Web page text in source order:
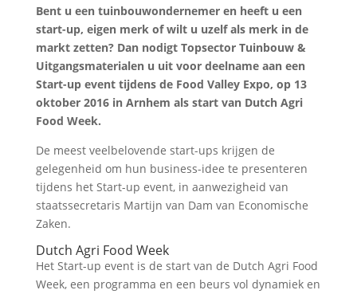
Bent u een tuinbouwondernemer en heeft u een
start-up, eigen merk of wilt u uzelf als merk in de
markt zetten? Dan nodigt Topsector Tuinbouw &
Uitgangsmaterialen u uit voor deelname aan een
Start-up event tijdens de Food Valley Expo, op 13
oktober 2016 in Arnhem als start van Dutch Agri
Food Week.
De meest veelbelovende start-ups krijgen de
gelegenheid om hun business-idee te presenteren
tijdens het Start-up event, in aanwezigheid van
staatssecretaris Martijn van Dam van Economische
Zaken.
Dutch Agri Food Week
Het Start-up event is de start van de Dutch Agri Food
Week, een programma en een beurs vol dynamiek en